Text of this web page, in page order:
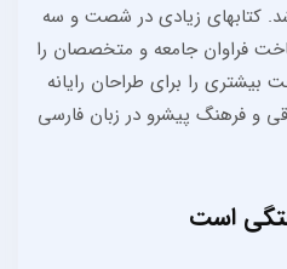
کتابهای زیادی در شصت و سه
فراوان جامعه و متخصصان را
بیشتری را برای طراحان رایانه
و فرهنگ پیشرو در زبان فارسی
است